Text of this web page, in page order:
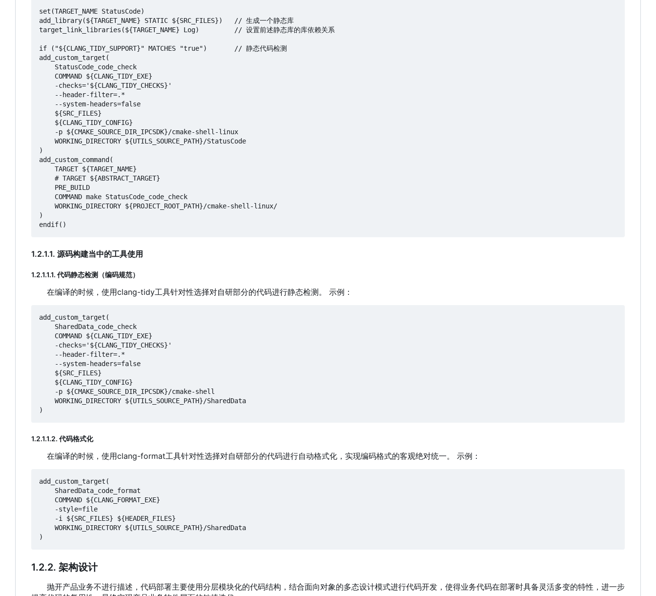
set(TARGET_NAME StatusCode)
add_library(${TARGET_NAME} STATIC ${SRC_FILES})   // 生成一个静态库
target_link_libraries(${TARGET_NAME} Log)         // 设置前述静态库的库依赖关系
if ("${CLANG_TIDY_SUPPORT}" MATCHES "true")       // 静态代码检测
add_custom_target(
)
add_custom_command(
)
1.2.1.1. 源码构建当中的工具使用
1.2.1.1.1. 代码静态检测（编码规范）
在编译的时候 ， 使用clang-tidy工具针对性选择对自研部分的代码进行静态检测。 示例：
add_custom_target(
1.2.1.1.2. 代码格式化
在编译的时候 ， 使用clang-format工具针对性选择对自研部分的代码进行自动格式化 ， 实现编码格式的客观绝对统一。 示例：
add_custom_target(
1.2.2. 架构设计
抛开产品业务不进行描述，代码部署主要使用分层模块化的代码结构，结合面向对象的多态设计模式进行代码开发，使得业务代码在部署时具备灵活多变的特性，进一步